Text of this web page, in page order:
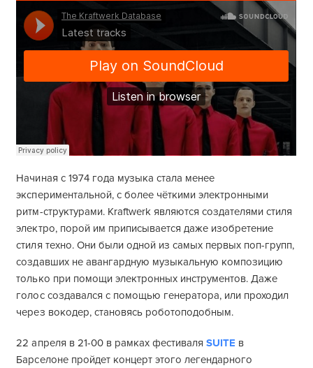
Начиная с 1974 года музыка стала менее
экспериментальной, с более чёткими электронными
ритм-структурами. Kraftwerk являются создателями стиля
электро, порой им приписывается даже изобретение
стиля техно. Они были одной из самых первых поп-групп,
создавших не авангардную музыкальную композицию
только при помощи электронных инструментов. Даже
голос создавался с помощью генератора, или проходил
через вокодер, становясь роботоподобным.
22 апреля в 21-00 в рамках фестиваляSUITE в
Барселоне пройдет концерт этого легендарного